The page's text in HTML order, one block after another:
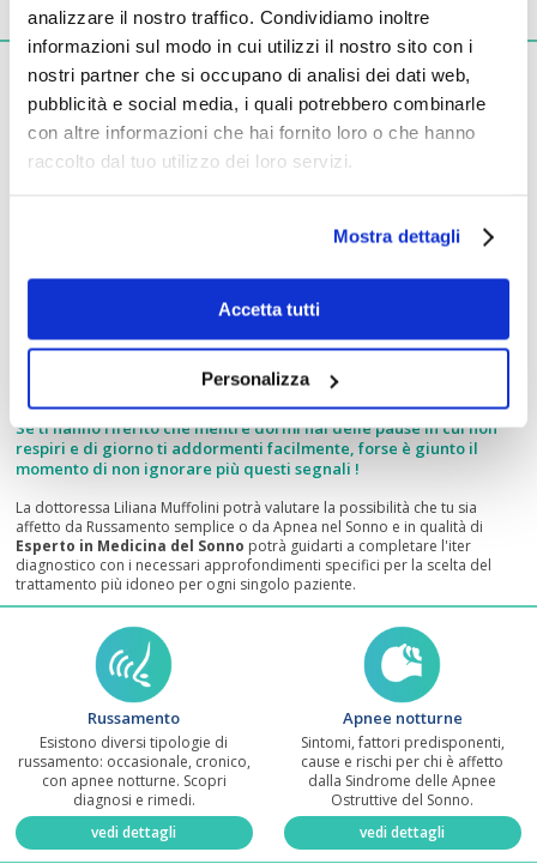
analizzare il nostro traffico. Condividiamo inoltre
informazioni sul modo in cui utilizzi il nostro sito con i
nostri partner che si occupano di analisi dei dati web,
pubblicità e social media, i quali potrebbero combinarle
con altre informazioni che hai fornito loro o che hanno
raccolto dal tuo utilizzo dei loro servizi.
Mostra dettagli
Accetta tutti
Personalizza
Se durante la notte russi rumorosamente oppure ti risvegli con
sensazioni di soffocamento...
Se al mattino ti senti stanco, non ben riposato e durante il giorno
hai difficoltà a concentrarti...
Se ti hanno riferito che mentre dormi hai delle pause in cui non
respiri e di giorno ti addormenti facilmente, forse è giunto il
momento di non ignorare più questi segnali !
La dottoressa Liliana Muffolini potrà valutare la possibilità che tu sia
affetto da Russamento semplice o da Apnea nel Sonno e in qualità di
Esperto in Medicina del Sonno potrà guidarti a completare l'iter
diagnostico con i necessari approfondimenti specifici per la scelta del
trattamento più idoneo per ogni singolo paziente.
Russamento
Esistono diversi tipologie di
russamento: occasionale, cronico,
con apnee notturne. Scopri
diagnosi e rimedi.
vedi dettagli
Apnee notturne
Sintomi, fattori predisponenti,
cause e rischi per chi è affetto
dalla Sindrome delle Apnee
Ostruttive del Sonno.
vedi dettagli